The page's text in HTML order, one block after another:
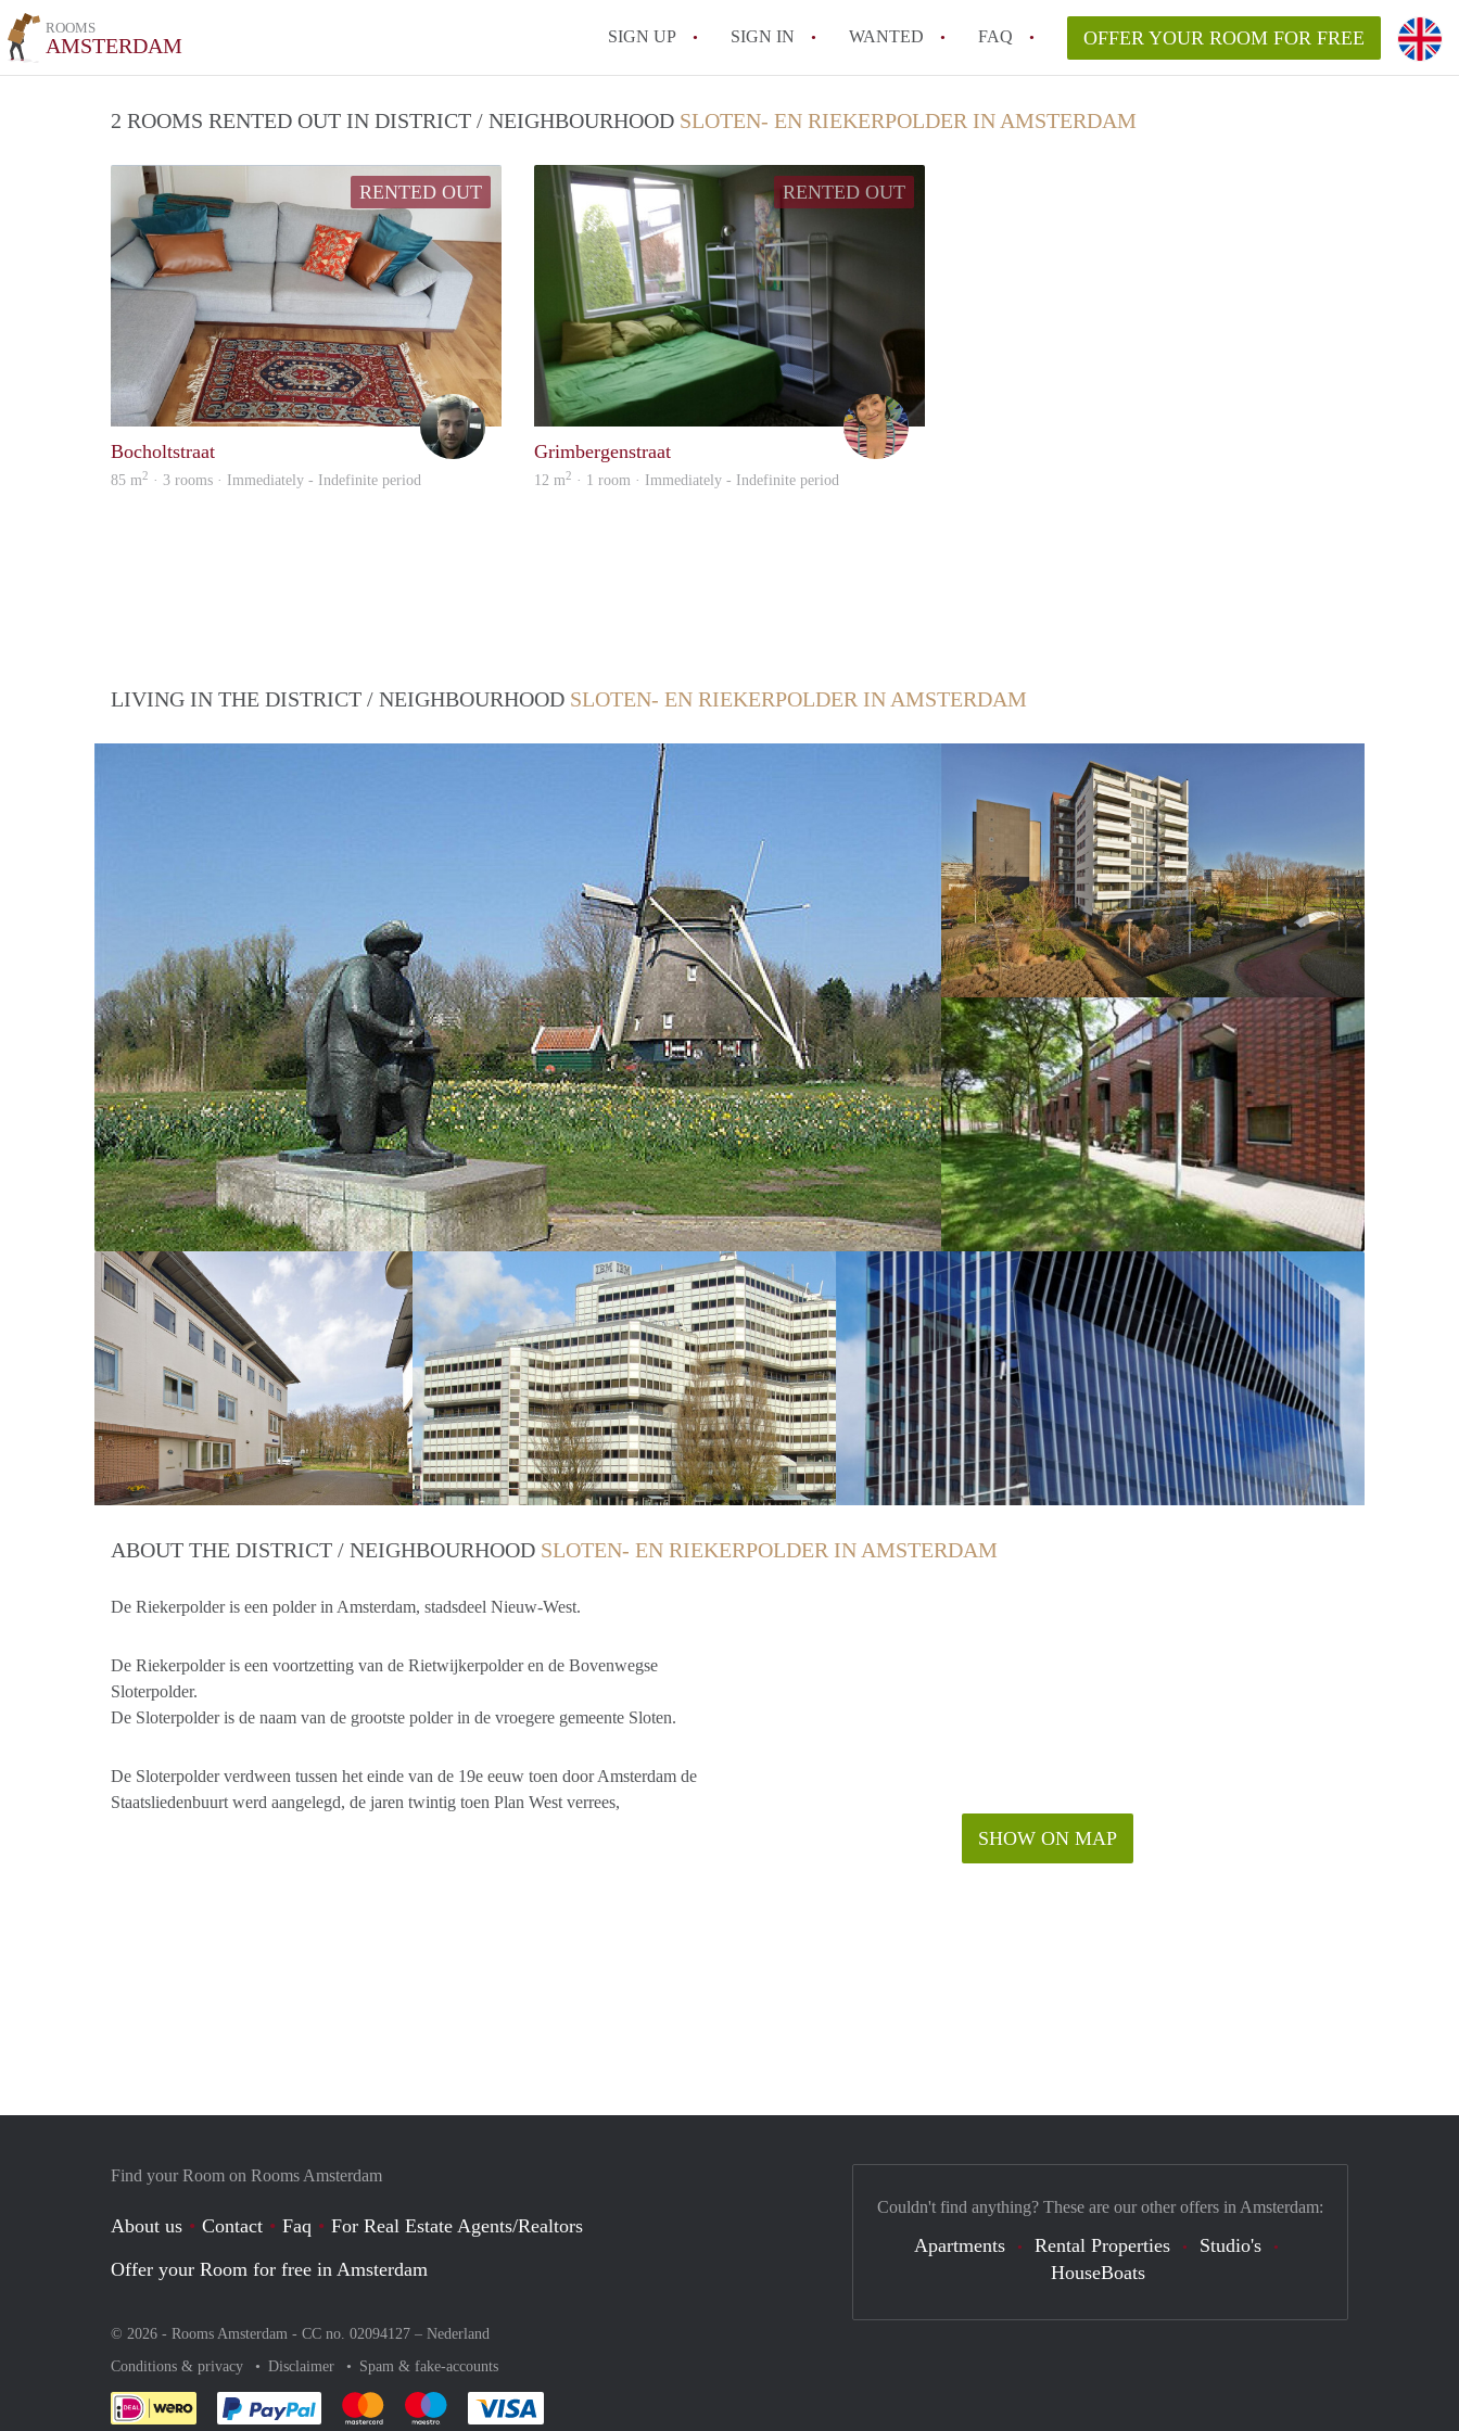
ROOMS
AMSTERDAM SIGN UP SIGN IN WANTED FAQ
All FAQs
OFFER YOUR ROOM FOR FREE
2 ROOMS RENTED OUT IN DISTRICT / NEIGHBOURHOOD SLOTEN- EN RIEKERPOLDER IN AMSTERDAM
RENTED OUT
Rogier
Bocholtstraat
85 m2 · 3 rooms · Immediately - Indefinite period
RENTED OUT
gwenny
Grimbergenstraat
12 m2 · 1 room · Immediately - Indefinite period
LIVING IN THE DISTRICT / NEIGHBOURHOOD SLOTEN- EN RIEKERPOLDER IN AMSTERDAM
ABOUT THE DISTRICT / NEIGHBOURHOOD SLOTEN- EN RIEKERPOLDER IN AMSTERDAM
De Riekerpolder is een polder in Amsterdam, stadsdeel Nieuw-West.
De Riekerpolder is een voortzetting van de Rietwijkerpolder en de Bovenwegse
Sloterpolder.
De Sloterpolder is de naam van de grootste polder in de vroegere gemeente Sloten.
De Sloterpolder verdween tussen het einde van de 19e eeuw toen door Amsterdam de
Staatsliedenbuurt werd aangelegd, de jaren twintig toen Plan West verrees,
SHOW ON MAP
Find your Room on Rooms Amsterdam
About us Contact Faq
For Real Estate Agents/Realtors
Offer your Room for free in Amsterdam
© 2026 - Rooms Amsterdam - CC no. 02094127 – Nederland
Conditions & privacy
Disclaimer Spam & fake-accounts
Pay easily with :payment method
Pay easily with :payment method
Pay easily with :payment method
Couldn't find anything? These are our other offers in Amsterdam:
Apartments Rental Properties
Studio's
HouseBoats